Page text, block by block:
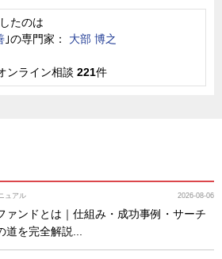
たのは
｣の専門家： 大部 博之
ライン相談 221件
ュアル 2026-08-06
ァンドとは｜仕組み・成功事例・サーチ
道を完全解説...